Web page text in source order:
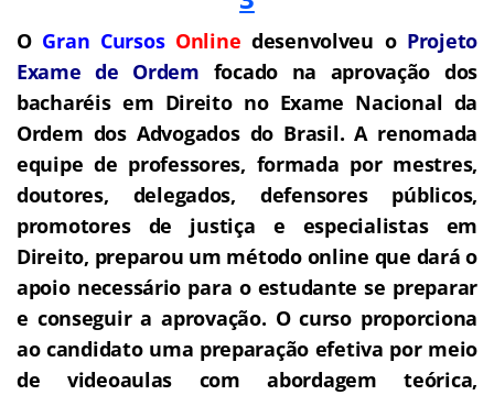
O Gran Cursos Online desenvolveu o Projeto
Exame de Ordem focado na aprovação dos
bacharéis em Direito no Exame Nacional da
Ordem dos Advogados do Brasil. A renomada
equipe de professores, formada por mestres,
doutores, delegados, defensores públicos,
promotores de justiça e especialistas em
Direito, preparou um método online que dará o
apoio necessário para o estudante se preparar
e conseguir a aprovação. O curso proporciona
ao candidato uma preparação efetiva por meio
de videoaulas com abordagem teórica,